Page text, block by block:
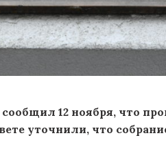
12 ноября, что
уточнили, что